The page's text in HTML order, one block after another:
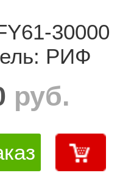
30000
РИФ
руб.